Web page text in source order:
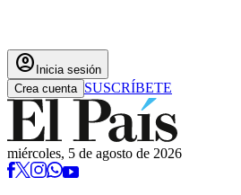
account_circle Inicia sesión
Crea cuenta SUSCRÍBETE
miércoles, 5 de agosto de 2026